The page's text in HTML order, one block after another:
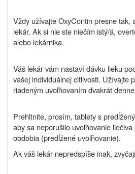
Vždy užívajte OxyContin presne tak,
lekár. Ak si nie ste niečím istý/á,
alebo lekárnika.
Váš lekár vám nastaví dávku lieku
vašej individuálnej citlivosti. Užívajte
riadeným uvoľňovaním dvakrát
Prehltnite, prosím, tablety s
aby sa neporušilo uvoľňovanie
obdobia (predĺžené uvoľňovanie).
Ak váš lekár nepredspíše inak,